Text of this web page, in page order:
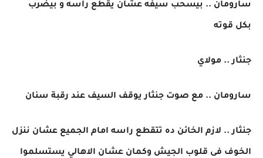
سارومان .. بيسحب سيفه عشان يقطع راسه و بيضرب
بكل قوته
جنثار .. مولاي
سارومان .. مع صوت جنثار يوقف السيف عند رقبة سنان
جنثار .. لازم الخائن ده تتقطع راسه امام الجميع عشان ننزل
الخوف فى قلوب الجيش وكمان عشان الاهالي يستسلموا